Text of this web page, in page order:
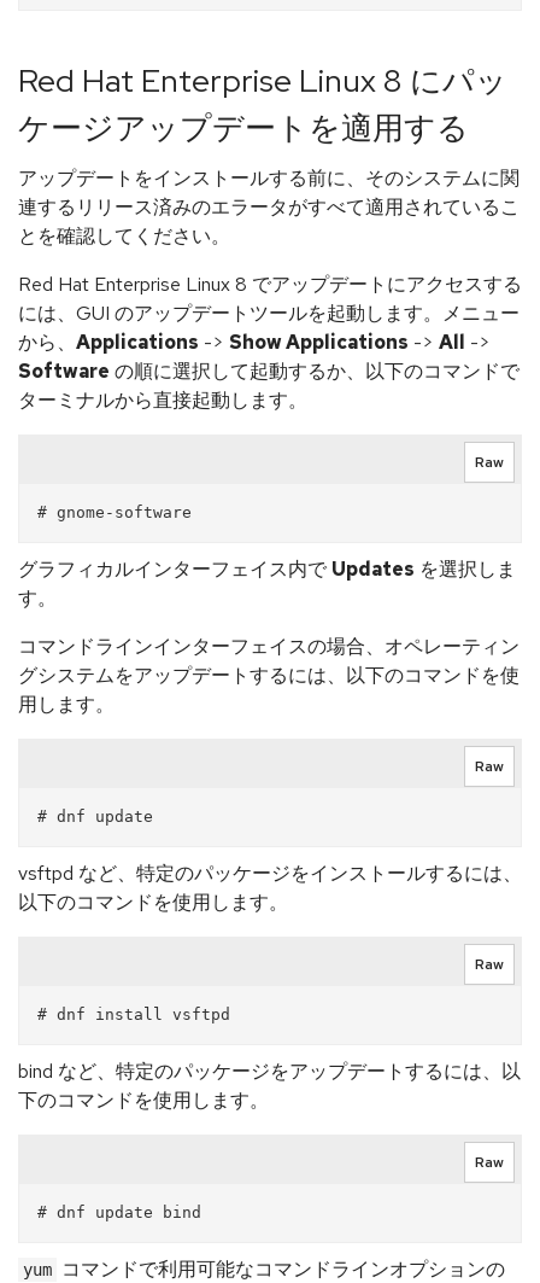
Red Hat Enterprise Linux 8 にパッ
ケージアップデートを適用する
アップデートをインストールする前に、そのシステムに関
連するリリース済みのエラータがすべて適用されているこ
とを確認してください。
Red Hat Enterprise Linux 8 でアップデートにアクセスする
には、GUI のアップデートツールを起動します。メニュー
から、 Applications -> Show Applications -> All ->
Software の順に選択して起動するか、以下のコマンドで
ターミナルから直接起動します。
Raw
グラフィカルインターフェイス内で Updates を選択しま
す。
コマンドラインインターフェイスの場合、オペレーティン
グシステムをアップデートするには、以下のコマンドを使
用します。
Raw
vsftpd など、特定のパッケージをインストールするには、
以下のコマンドを使用します。
Raw
bind など、特定のパッケージをアップデートするには、以
下のコマンドを使用します。
Raw
yum
コマンドで利用可能なコマンドラインオプションの